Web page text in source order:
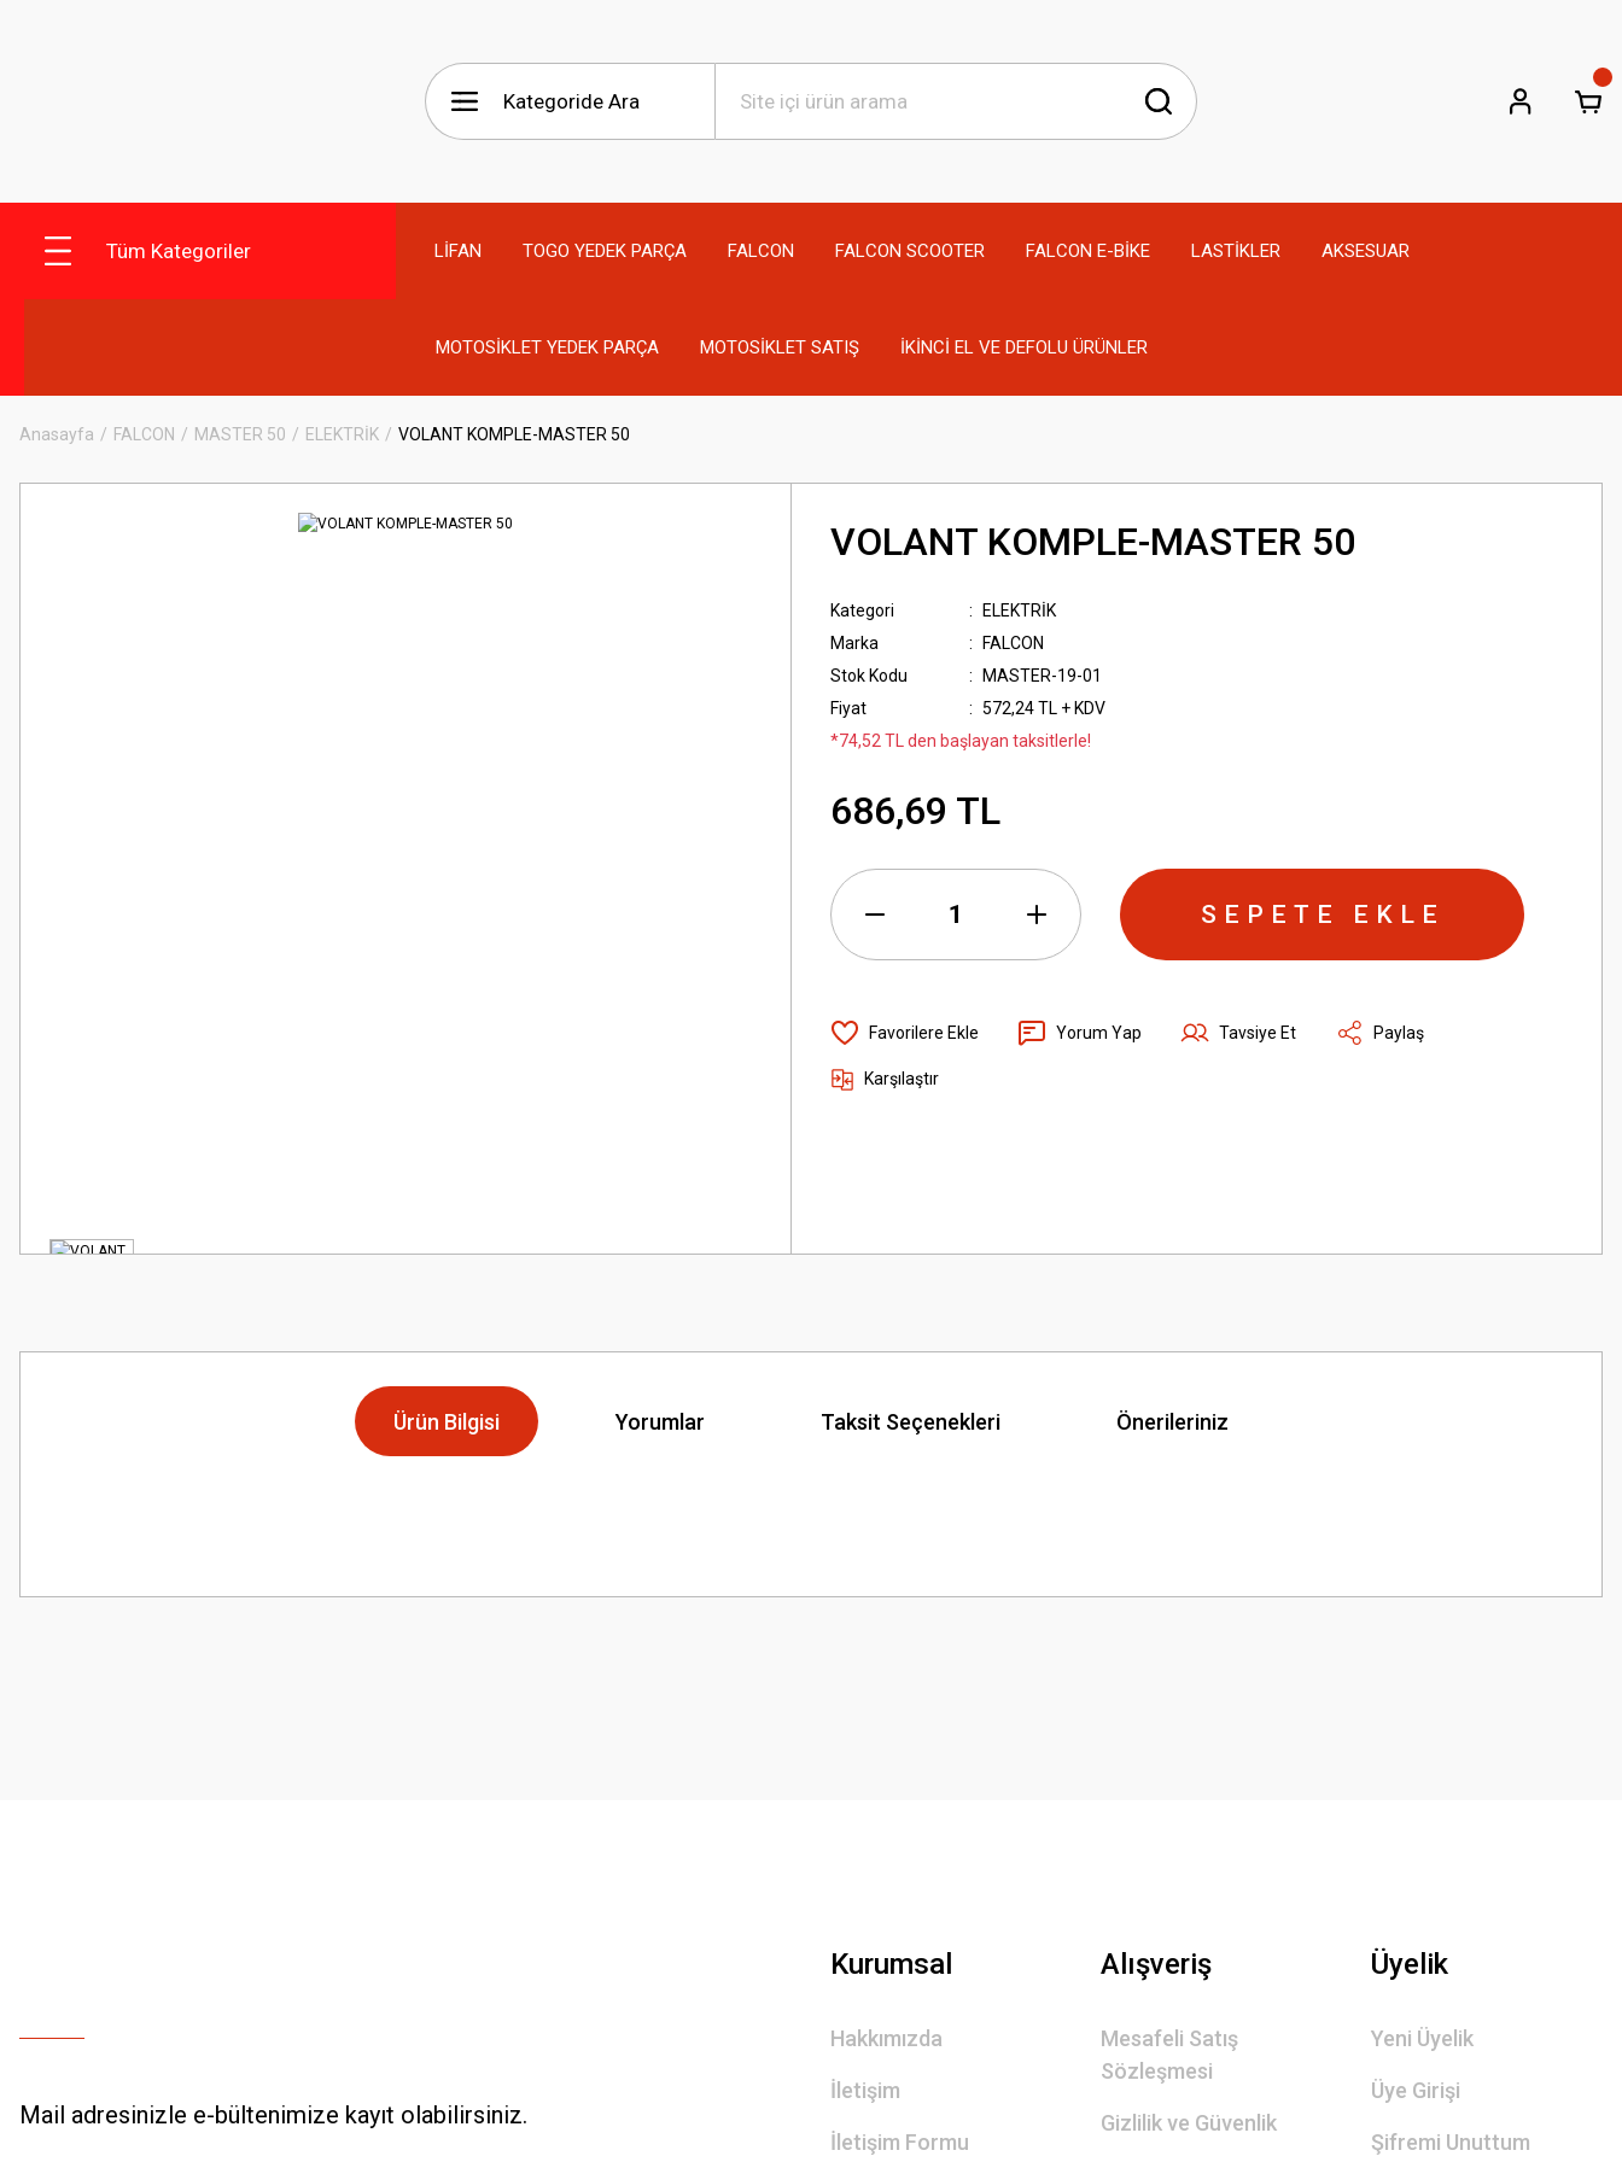
Tüm Kategoriler LİFAN TOGO YEDEK PARÇA FALCON FALCON SCOOTER FALCON E-BİKE LASTİKLER AKSESUAR
MOTOSİKLET YEDEK PARÇA MOTOSİKLET SATIŞ İKİNCİ EL VE DEFOLU ÜRÜNLER
Anasayfa FALCON MASTER 50 ELEKTRİK VOLANT KOMPLE-MASTER 50
VOLANT KOMPLE-MASTER 50
Kategori
ELEKTRİK
Marka
FALCON
Stok Kodu
MASTER-19-01
Fiyat
572,24 TL + KDV
*74,52 TL den başlayan taksitlerle!
686,69 TL
SEPETE EKLE
Yorum Yap Tavsiye Et Paylaş
Karşılaştır
Ürün Bilgisi Yorumlar Taksit Seçenekleri Önerileriniz
Görüş ve önerileriniz için teşekkür ederiz.
Mail adresinizle e-bültenimize kayıt olabilirsiniz.
Kurumsal
Hakkımızda
İletişim
İletişim Formu
Alışveriş
Mesafeli Satış
Sözleşmesi
Gizlilik ve Güvenlik
Üyelik
Yeni Üyelik
Üye Girişi
Şifremi Unuttum